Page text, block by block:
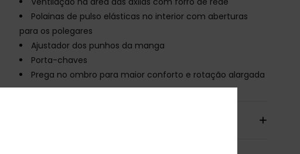
Polainas de pulso elásticas no interior com aberturas
para os polegares
Ajustador dos punhos da manga
Porta-chaves
Prega no ombro para maior conforto e rotação alargada